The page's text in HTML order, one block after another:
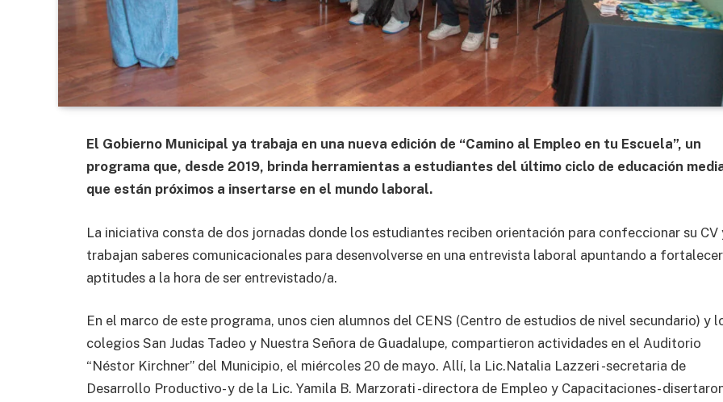
El Gobierno Municipal ya trabaja en una nueva edición de “Camino al Empleo en tu Escuela”, un
programa que, desde 2019, brinda herramientas a estudiantes del último ciclo de educación
que están próximos a insertarse en el mundo laboral.
La iniciativa consta de dos jornadas donde los estudiantes reciben orientación para confeccionar su CV
trabajan saberes comunicacionales para desenvolverse en una entrevista laboral apuntando a
aptitudes a la hora de ser entrevistado/a.
En el marco de este programa, unos cien alumnos del CENS (Centro de estudios de nivel secundario) y
colegios San Judas Tadeo y Nuestra Señora de Guadalupe, compartieron actividades en el Auditorio
“Néstor Kirchner” del Municipio, el miércoles 20 de mayo. Allí, la Lic.Natalia Lazzeri -secretaria de
Desarrollo Productivo- y de la Lic. Yamila B. Marzorati -directora de Empleo y Capacitaciones-